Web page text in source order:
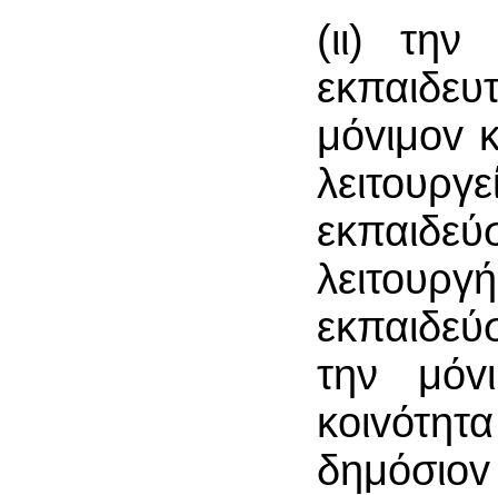
(ιι) την
μόvιμov
την